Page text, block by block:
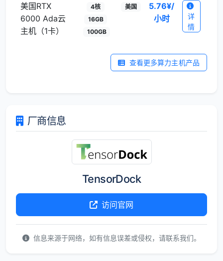
美国RTX
6000 Ada云
主机（1卡）
4核
16GB
100GB
美国 5.76¥/
小时
详
情
查看更多算力主机产品
厂商信息
TensorDock
访问官网
信息来源于网络，如有信息误差或侵权，请联系我们。